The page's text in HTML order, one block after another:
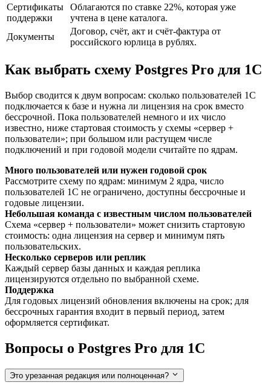
Сертификаты
поддержки
Облагаются по ставке 22%, которая уже
учтена в цене каталога.
Документы
Договор, счёт, акт и счёт-фактура от
российского юрлица в рублях.
Как выбрать схему Postgres Pro для 1С
Выбор сводится к двум вопросам: сколько пользователей 1С
подключается к базе и нужна ли лицензия на срок вместо
бессрочной. Пока пользователей немного и их число
известно, ниже стартовая стоимость у схемы «сервер +
пользователи»; при большом или растущем числе
подключений и при годовой модели считайте по ядрам.
Много пользователей или нужен годовой срок
Рассмотрите схему по ядрам: минимум 2 ядра, число
пользователей 1С не ограничено, доступны бессрочные и
годовые лицензии.
Небольшая команда с известным числом пользователей
Схема «сервер + пользователи» может снизить стартовую
стоимость: одна лицензия на сервер и минимум пять
пользовательских.
Несколько серверов или реплик
Каждый сервер базы данных и каждая реплика
лицензируются отдельно по выбранной схеме.
Поддержка
Для годовых лицензий обновления включены на срок; для
бессрочных гарантия входит в первый период, затем
оформляется сертификат.
Вопросы о Postgres Pro для 1С
Это урезанная редакция или полноценная?